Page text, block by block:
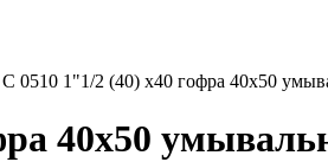
1"1/2 (40) х40 гофра 40х50
40х50